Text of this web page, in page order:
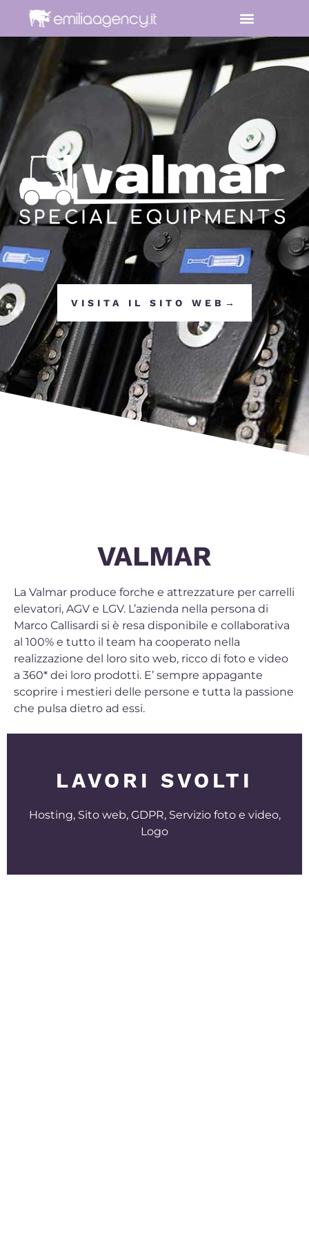
VISITA IL SITO WEB→
VALMAR
La Valmar produce forche e attrezzature per carrelli
elevatori, AGV e LGV. L’azienda nella persona di
Marco Callisardi si è resa disponibile e collaborativa
al 100% e tutto il team ha cooperato nella
realizzazione del loro sito web, ricco di foto e video
a 360* dei loro prodotti. E’ sempre appagante
scoprire i mestieri delle persone e tutta la passione
che pulsa dietro ad essi.
LAVORI SVOLTI
Hosting, Sito web, GDPR, Servizio foto e video,
Logo